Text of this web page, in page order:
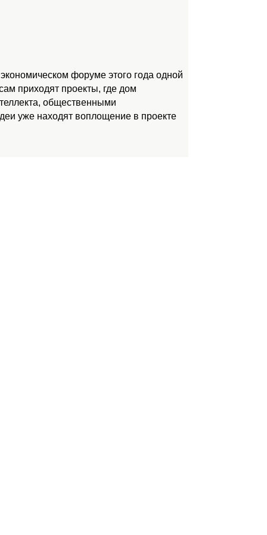
форуме этого года одной
приходят проекты, где дом
общественными
уже находят воплощение в проекте